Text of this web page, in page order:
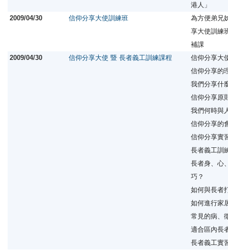
港人」
2009/04/30
信仰分享大使訓練班
為方便弟兄
享大使訓練
補課
2009/04/30
信仰分享大使 暨 長者義工訓練課程
信仰分享大
信仰分享的
我們分享什
信仰分享原
我們何時與
信仰分享的
信仰分享實
長者義工訓
長者身、心
巧？
如何與長者
如何進行家
常見的病、
適合區內長
長者義工實